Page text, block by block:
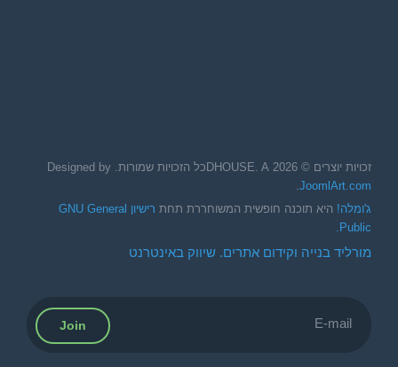
זכויות יוצרים © 2026 DHOUSE. Aכל הזכויות שמורות. Designed by
JoomlArt.com
.
ג'ומלה! היא תוכנה חופשית המשוחררת תחת
רישיון GNU General
Public.
מורליד בנייה וקידום אתרים. שיווק באינטרנט